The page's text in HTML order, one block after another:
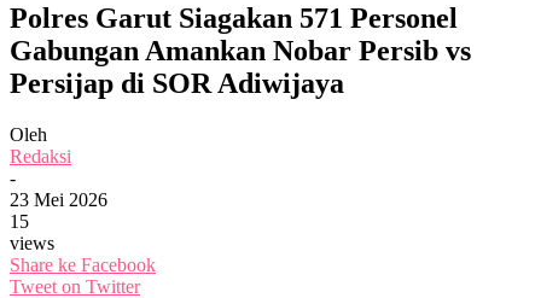
Polres Garut Siagakan 571 Personel
Gabungan Amankan Nobar Persib vs
Persijap di SOR Adiwijaya
Oleh
Redaksi
-
23 Mei 2026
15
views
Share ke Facebook
Tweet on Twitter